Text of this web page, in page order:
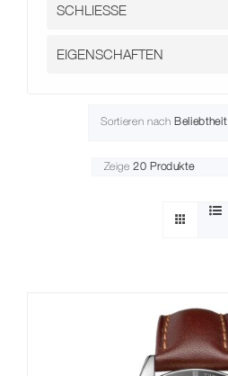
Sortieren nach Beliebtheit
Zeige20 Produkte